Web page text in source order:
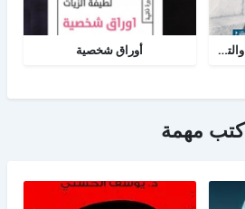
ميخائيل مشاقة بين السيرة والتاريخ أوراق شخصية
كتب مهمة